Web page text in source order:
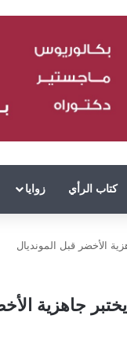
كتاب الرأي زوايا
الأخضر قبل المونديال
جاهزية